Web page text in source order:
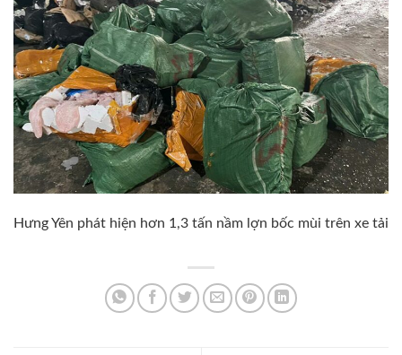
Hưng Yên phát hiện hơn 1,3 tấn nầm lợn bốc mùi trên xe tải